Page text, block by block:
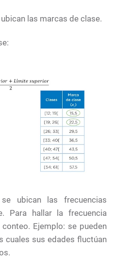
las marcas de clase.
ubican las frecuencias
Para hallar la frecuencia
Ejemplo: se pueden
cuales sus edades fluctúan